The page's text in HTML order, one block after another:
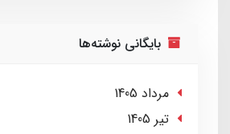
بایگانی نوشته‌ها
مرداد 1405
تير 1405